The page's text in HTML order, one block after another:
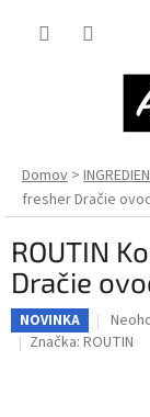
Domov
fresher Dračie
ROUTIN
Dračie
NOVINKA
Značka: ROUTIN